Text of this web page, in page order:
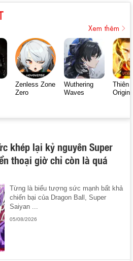
Xem thêm
Zenless Zone
Zero
Wuthering
Waves
Thiên
Origin
khép lại kỷ nguyên Super
thoại giờ chỉ còn là quá
Từng là biểu tượng sức mạnh bất khả
chiến bại của Dragon Ball, Super
Saiyan ...
05/08/2026